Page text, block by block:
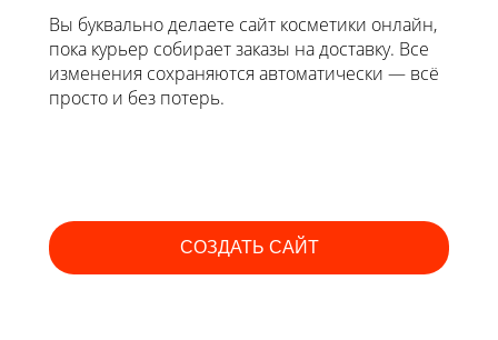
Вы буквально делаете сайт косметики онлайн,
пока курьер собирает заказы на доставку. Все
изменения сохраняются автоматически — всё
просто и без потерь.
СОЗДАТЬ САЙТ